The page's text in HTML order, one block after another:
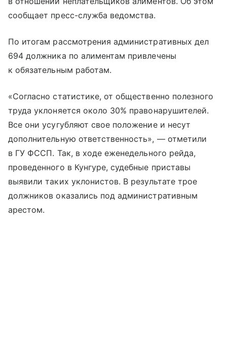
сообщает пресс-служба ведомства.
По итогам рассмотрения административных дел
694 должника по алиментам привлечены
к обязательным работам.
«Согласно статистике, от общественно полезного
труда уклоняется около 30% правонарушителей.
Все они усугубляют свое положение и несут
дополнительную ответственность», — отметили
в ГУ ФССП. Так, в ходе еженедельного рейда,
проведенного в Кунгуре, судебные приставы
выявили таких уклонистов. В результате трое
должников оказались под административным
арестом.